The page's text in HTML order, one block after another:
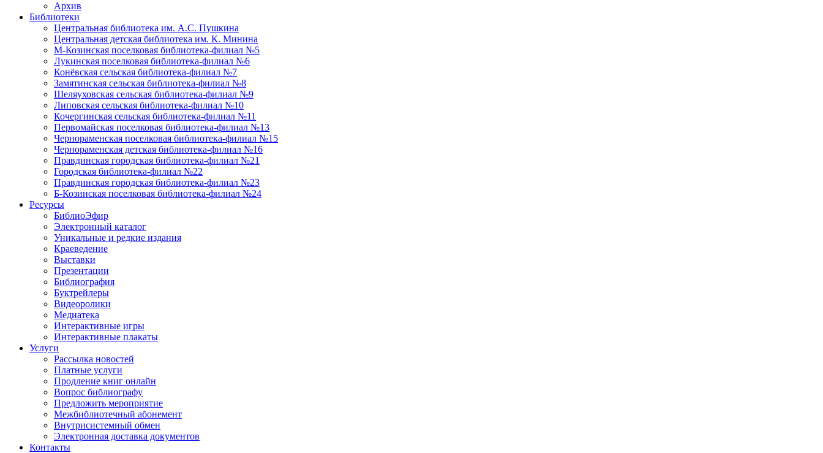
Архив
Библиотеки
Центральная библиотека им. А.С. Пушкина
Центральная детская библиотека им. К. Минина
М-Козинская поселковая библиотека-филиал №5
Лукинская поселковая библиотека-филиал №6
Конёвская сельская библиотека-филиал №7
Замятинская сельская библиотека-филиал №8
Шеляуховская сельская библиотека-филиал №9
Липовская сельская библиотека-филиал №10
Кочергинская сельская библиотека-филиал №11
Первомайская поселковая библиотека-филиал №13
Чернораменская поселковая библиотека-филиал №15
Чернораменская детская библиотека-филиал №16
Правдинская городская библиотека-филиал №21
Городская библиотека-филиал №22
Правдинская городская библиотека-филиал №23
Б-Козинская поселковая библиотека-филиал №24
Ресурсы
БиблиоЭфир
Электронный каталог
Уникальные и редкие издания
Краеведение
Выставки
Презентации
Библиография
Буктрейлеры
Видеоролики
Медиатека
Интерактивные игры
Интерактивные плакаты
Услуги
Рассылка новостей
Платные услуги
Продление книг онлайн
Вопрос библиографу
Предложить мероприятие
Межбиблиотечный абонемент
Внутрисистемный обмен
Электронная доставка документов
Контакты